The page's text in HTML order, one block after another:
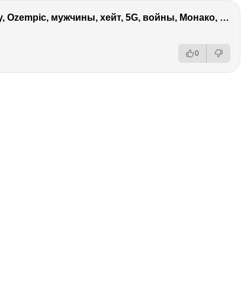
Виктория Боня – Эверест, P.Diddy, Ozempic, мужчины, хейт, 5G, войны, Монако, ДОМ-2, Трамп, Собчак
0